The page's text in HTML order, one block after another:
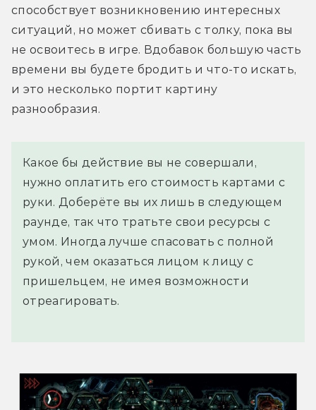
способствует возникновению интересных
ситуаций, но может сбивать с толку, пока вы
не освоитесь в игре. Вдобавок большую часть
времени вы будете бродить и что-то искать,
и это несколько портит картину
разнообразия.
Какое бы действие вы не совершали,
нужно оплатить его стоимость картами с
руки. Доберёте вы их лишь в следующем
раунде, так что тратьте свои ресурсы с
умом. Иногда лучше спасовать с полной
рукой, чем оказаться лицом к лицу с
пришельцем, не имея возможности
отреагировать.